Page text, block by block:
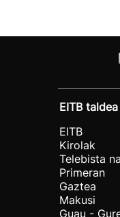
EITB taldea
EITB
Kirolak
Telebista
Primeran
Gaztea
Makusi
Guau -